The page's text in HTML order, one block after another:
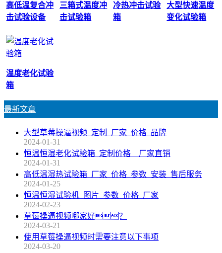
高低温复合冲
击试验设备
三箱式温度冲
击试验箱
冷热冲击试验
箱
大型快速温度
变化试验箱
温度老化试验
箱
最新文章
大型草莓操逼视频_定制_厂家_价格_品牌
2024-01-31
恒温恒湿老化试验箱_定制价格__厂家直销
2024-01-31
高低温湿热试验箱_厂家_价格_参数_安装_售后服务
2024-01-25
恒温恒湿试验机_图片_参数_价格_厂家
2024-02-23
草莓操逼视频哪家好？
2024-03-21
使用草莓操逼视频时需要注意以下事项
2024-03-20